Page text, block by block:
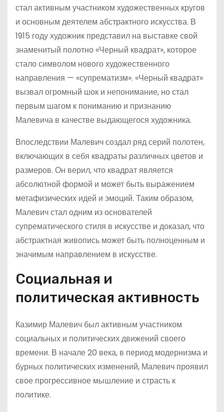
стал активным участником художественных кругов
и основным деятелем абстрактного искусства. В
1915 году художник представил на выставке свой
знаменитый полотно «Черный квадрат», которое
стало символом нового художественного
направления — «супрематизм». «Черный квадрат»
вызвал огромный шок и непонимание, но стал
первым шагом к пониманию и признанию
Малевича в качестве выдающегося художника.
Впоследствии Малевич создал ряд серий полотен,
включающих в себя квадраты различных цветов и
размеров. Он верил, что квадрат является
абсолютной формой и может быть выражением
метафизических идей и эмоций. Таким образом,
Малевич стал одним из основателей
супрематического стиля в искусстве и доказал, что
абстрактная живопись может быть полноценным и
значимым направлением в искусстве.
Социальная и
политическая активность
Казимир Малевич был активным участником
социальных и политических движений своего
времени. В начале 20 века, в период модернизма и
бурных политических изменений, Малевич проявил
свое прогрессивное мышление и страсть к
политике.